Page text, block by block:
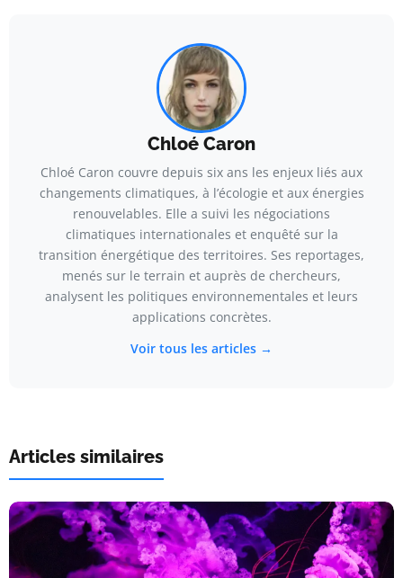
Chloé Caron
Chloé Caron couvre depuis six ans les enjeux liés aux
changements climatiques, à l’écologie et aux énergies
renouvelables. Elle a suivi les négociations
climatiques internationales et enquêté sur la
transition énergétique des territoires. Ses reportages,
menés sur le terrain et auprès de chercheurs,
analysent les politiques environnementales et leurs
applications concrètes.
Voir tous les articles →
Articles similaires